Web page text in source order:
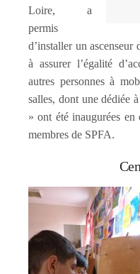
Loire, a
permis
d’installer un ascenseur
à assurer l’égalité
autres personnes à
salles, dont une dédiée
» ont été inaugurées
membres de SPFA.